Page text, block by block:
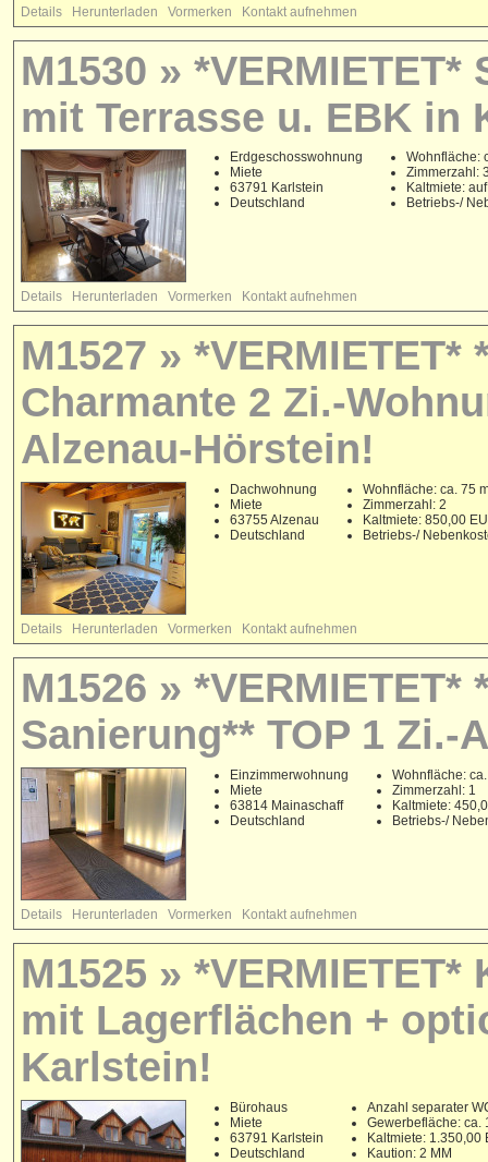
Details Herunterladen Vormerken Kontakt aufnehmen
M1530 »
mit Terrasse u. EBK in
Erdgeschosswohnung
Miete
63791 Karlstein
Deutschland
Wohnfläche:
Zimmerzahl:
Kaltmiete:
Betriebs-/
Details Herunterladen Vormerken Kontakt aufnehmen
M1527 »
Charmante 2 Zi.-
Alzenau-Hörstein!
Dachwohnung
Miete
63755 Alzenau
Deutschland
Wohnfläche: ca. 75
Zimmerzahl: 2
Kaltmiete: 850,00
Betriebs-/
Details Herunterladen Vormerken Kontakt aufnehmen
M1526 »
Sanierung** TOP 1
Einzimmerwohnung
Miete
63814 Mainaschaff
Deutschland
Wohnfläche: ca.
Zimmerzahl: 1
Kaltmiete:
Betriebs-/
Details Herunterladen Vormerken Kontakt aufnehmen
M1525 »
mit Lagerflächen +
Karlstein!
Bürohaus
Miete
63791 Karlstein
Deutschland
Anzahl separater
Gewerbefläche: ca.
Kaltmiete: 1.350,00
Kaution: 2 MM